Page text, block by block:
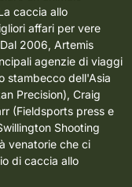
caccia allo
affari per vere
2006, Artemis
agenzie di viaggi
stambecco dell'Asia
Precision), Craig
(Fieldsports press e
Shooting
venatorie che ci
di caccia allo